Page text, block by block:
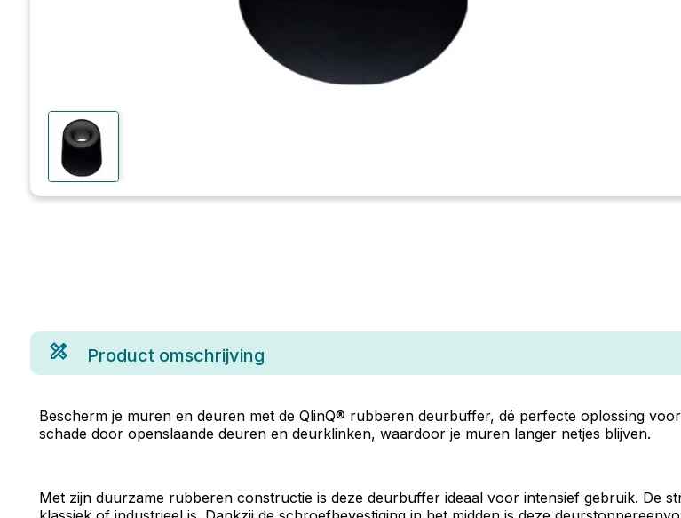
Product omschrijving
Bescherm je muren en deuren met de QlinQ® rubberen deurbuffer, dé perfecte oplossing
schade door openslaande deuren en deurklinken, waardoor je muren langer netjes blijven.
Met zijn duurzame rubberen constructie is deze deurbuffer ideaal voor intensief gebruik. De